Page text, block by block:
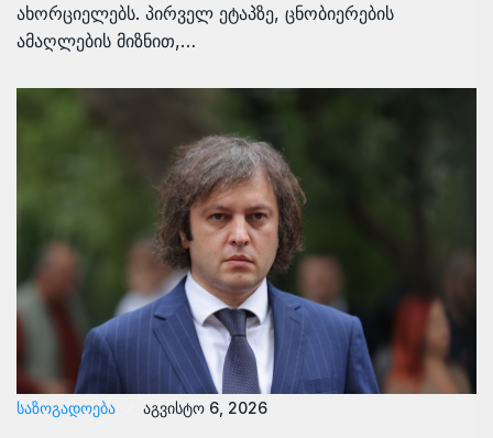
ახორციელებს. პირველ ეტაპზე, ცნობიერების
ამაღლების მიზნით,…
ᲡᲐᲖᲝᲒᲐᲓᲝᲔᲑᲐ აგვისტო 6, 2026